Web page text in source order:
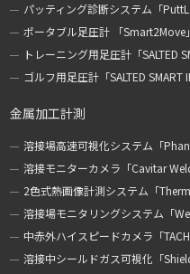
パッティング診断システム「
ポータブル足圧計 「Smart2Move」
トレーニング用足圧計「SALTED
ゴルフ用足圧計「SALTED SMART
金属加工計測
溶接場高速可視化システム「
溶接モニターカメラ「Cavitar
2色式熱画像計測システム「
溶接場モニタリングシステム「
中赤外ハイスピードカメラ「
溶接中シールドガス可視化「